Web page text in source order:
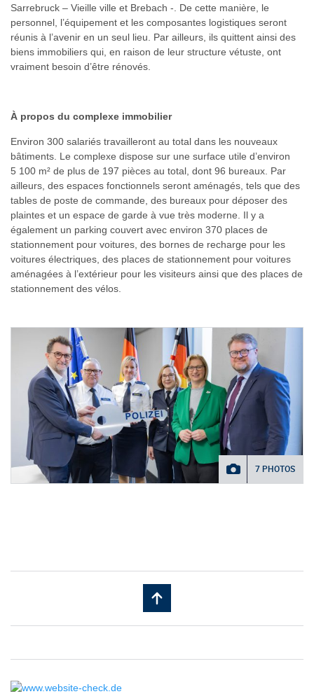
Sarrebruck – Vieille ville et Brebach -. De cette manière, le
personnel, l’équipement et les composantes logistiques seront
réunis à l’avenir en un seul lieu. Par ailleurs, ils quittent ainsi des
biens immobiliers qui, en raison de leur structure vétuste, ont
vraiment besoin d’être rénovés.
À propos du complexe immobilier
Environ 300 salariés travailleront au total dans les nouveaux
bâtiments. Le complexe dispose sur une surface utile d’environ
5 100 m² de plus de 197 pièces au total, dont 96 bureaux. Par
ailleurs, des espaces fonctionnels seront aménagés, tels que des
tables de poste de commande, des bureaux pour déposer des
plaintes et un espace de garde à vue très moderne. Il y a
également un parking couvert avec environ 370 places de
stationnement pour voitures, des bornes de recharge pour les
voitures électriques, des places de stationnement pour voitures
aménagées à l’extérieur pour les visiteurs ainsi que des places de
stationnement des vélos.
7 PHOTOS